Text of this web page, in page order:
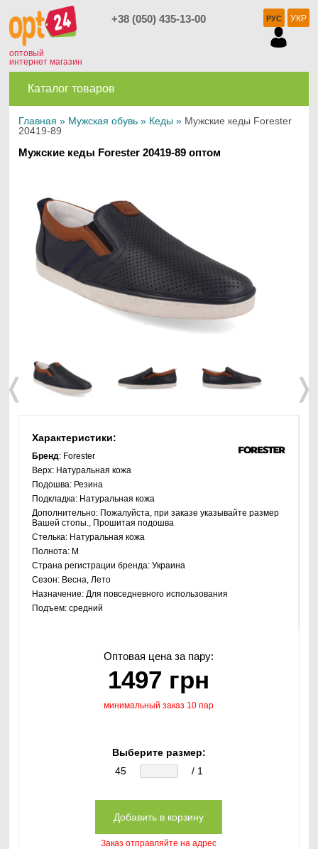
оптовый
интернет магазин
+38 (050) 435-13-00 РУС УКР
Каталог товаров
Главная » Мужская обувь » Кеды » Мужские кеды Forester
20419-89
Мужские кеды Forester 20419-89 оптом
❬ ❭
Характеристики:
Бренд: Forester
Верх: Натуральная кожа
Подошва: Резина
Подкладка: Натуральная кожа
Дополнительно: Пожалуйста, при заказе указывайте размер
Вашей стопы., Прошитая подошва
Стелька: Натуральная кожа
Полнота: M
Страна регистрации бренда:Украина
Сезон: Весна, Лето
Назначение:Для повседневного использования
Подъем:средний
Оптовая цена за пару:
1497 грн
минимальный заказ 10 пар
Выберите размер:
45
/ 1
Заказ отправляйте на адрес